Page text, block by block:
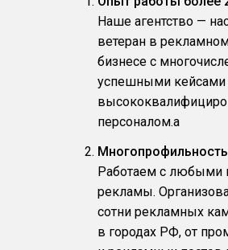
Наше агентство —
ветеран в
бизнесе с
успешными кейсами
персоналом.a
Многопрофильность
Работаем с любыми
рекламы.
сотни рекламных
в городах РФ, от